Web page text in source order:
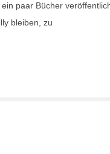
paar Bücher
bleiben, zu